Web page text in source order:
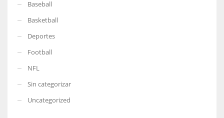
Baseball
Basketball
Deportes
Football
NFL
Sin categorizar
Uncategorized